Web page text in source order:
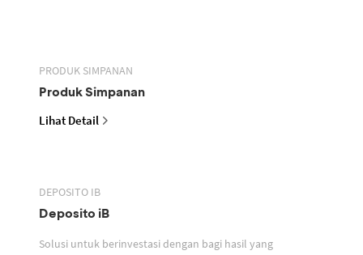
PRODUK SIMPANAN
Produk Simpanan
Lihat Detail
DEPOSITO IB
Deposito iB
Solusi untuk berinvestasi dengan bagi hasil yang